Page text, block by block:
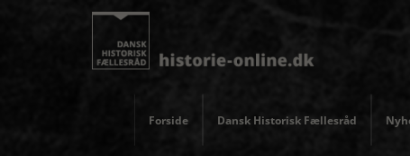
Forside Dansk Historisk Fællesråd